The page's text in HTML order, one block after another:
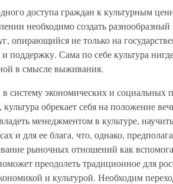
доступа граждан к культурным
необходимо создать
опирающийся не только на
поддержку. Сама по себе культура
в смысле выживания.
систему экономических и социальных
обрекает себя на положение
менеджментом в культуре,
и для ее блага, что, однако,
рыночных отношений как
преодолеть традиционное для
и культурой. Необходим